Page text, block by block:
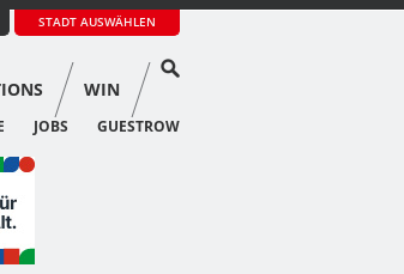
STADT AUSWÄHLEN
WIN
JOBS GUESTROW